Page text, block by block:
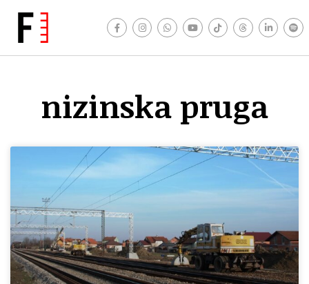
nizinska pruga